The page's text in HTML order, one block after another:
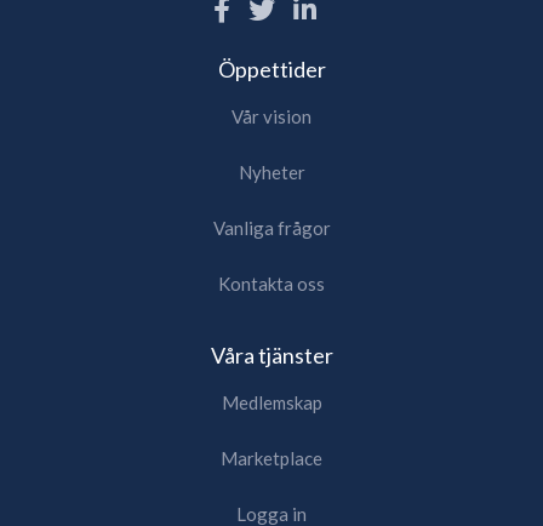
Öppettider
Vår vision
Nyheter
Vanliga frågor
Kontakta oss
Våra tjänster
Medlemskap
Marketplace
Logga in